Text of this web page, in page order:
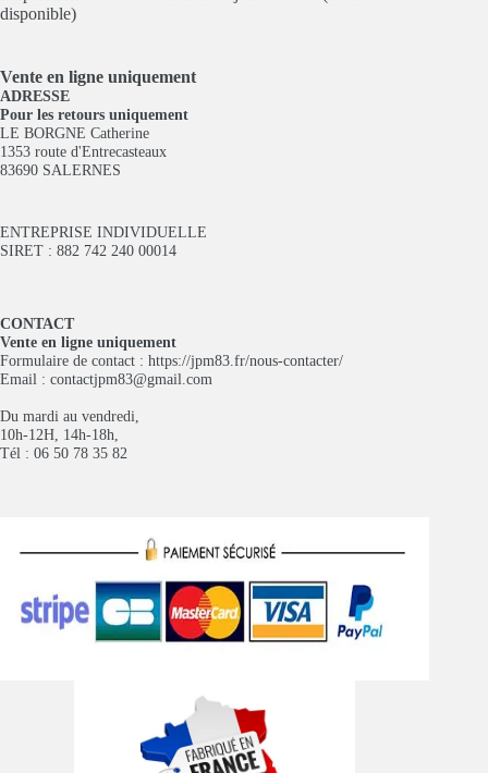
disponible)
Vente en ligne uniquement
ADRESSE
Pour les retours uniquement
LE BORGNE Catherine
1353 route d'Entrecasteaux
83690 SALERNES
ENTREPRISE INDIVIDUELLE
SIRET : 882 742 240 00014
CONTACT
Vente en ligne uniquement
Formulaire de contact : https://jpm83.fr/nous-contacter/
Email : contactjpm83@gmail.com
Du mardi au vendredi,
10h-12H, 14h-18h,
Tél : 06 50 78 35 82